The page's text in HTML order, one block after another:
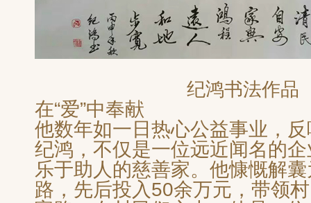
纪鸿书法作品
在“爱”中奉献
他数年如一日热心公益事业，
纪鸿，不仅是一位远近闻名的
乐于助人的慈善家。他慷慨解
路，先后投入50余万元，带领